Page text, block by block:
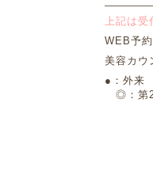
上記は
WEB予
美容カウ
●：外来
◎：第2